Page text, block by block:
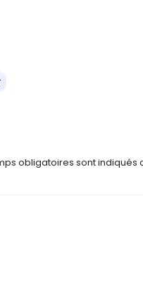
obligatoires sont indiqués